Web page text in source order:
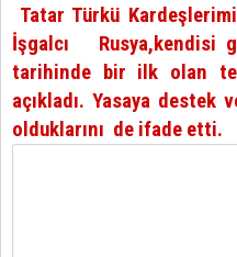
Tatar Türkü
İşgalcı Rusya,kendisi
tarihinde bir ilk olan
açıkladı. Yasaya
olduklarını de ifade etti.